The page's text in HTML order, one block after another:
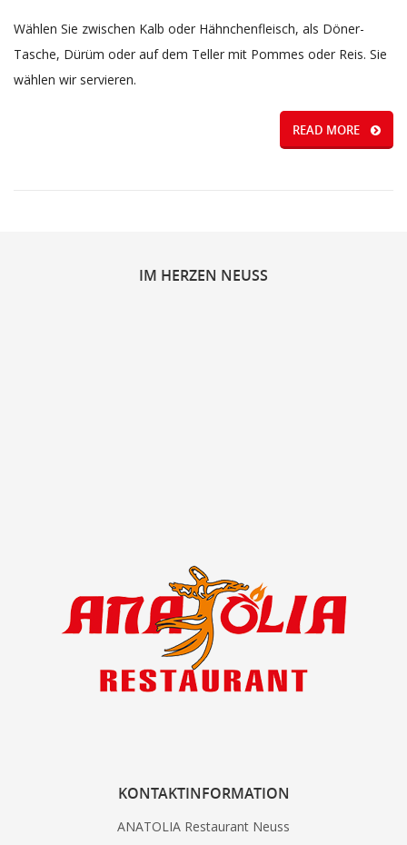
Wählen Sie zwischen Kalb oder Hähnchenfleisch, als Döner-
Tasche, Dürüm oder auf dem Teller mit Pommes oder Reis. Sie
wählen wir servieren.
READ MORE
IM HERZEN NEUSS
KONTAKTINFORMATION
ANATOLIA Restaurant Neuss